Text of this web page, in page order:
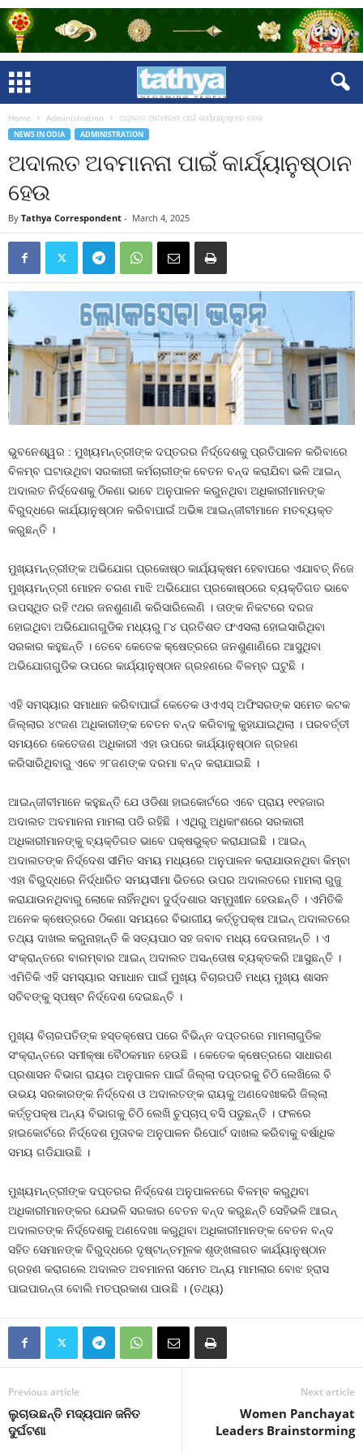
Home Administration ଅଦାଲତ ଅବମାନନା ପାଇଁ କାର୍ଯ୍ୟାନୁଷ୍ଠାନ ହେଉ
NEWS IN ODIA ADMINISTRATION
ଅଦାଲତ ଅବମାନନା ପାଇଁ କାର୍ଯ୍ୟାନୁଷ୍ଠାନ
ହେଉ
By Tathya Correspondent - March 4, 2025
ଭୁବନେଶ୍ୱର : ମୁଖ୍ୟମନ୍ତ୍ରୀଙ୍କ ଦପ୍ତରର ନିର୍ଦ୍ଦେଶକୁ ପ୍ରତିପାଳନ କରିବାରେ
ବିଳମ୍ବ ଘଟାଉଥିବା ସରକାରୀ କର୍ମଚାରୀଙ୍କ ବେତନ ବନ୍ଦ କରାଯିବା ଭଳି ଆଇନ୍‍
ଅଦାଲତ ନିର୍ଦ୍ଦେଶକୁ ଠିକଣା ଭାବେ ଅନୁପାଳନ କରୁନଥିବା ଅଧିକାରୀମାନଙ୍କ
ବିରୁଦ୍ଧରେ କାର୍ଯ୍ୟାନୁଷ୍ଠାନ କରିବାପାଇଁ ଅଭିଜ୍ଞ ଆଇନ୍‍ଜୀବୀମାନେ ମତବ୍ୟକ୍ତ
କରୁଛନ୍ତି ।
ମୁଖ୍ୟମନ୍ତ୍ରୀଙ୍କ ଅଭିଯୋଗ ପ୍ରକୋଷ୍ଠ କାର୍ଯ୍ୟକ୍ଷମ ହେବାପରେ ଏଯାବତ୍‍ ନିଜେ
ମୁଖ୍ୟମନ୍ତ୍ରୀ ମୋହନ ଚରଣ ମାଝି ଅଭିଯୋଗ ପ୍ରକୋଷ୍ଠରେ ବ୍ୟକ୍ତିଗତ ଭାବେ
ଉପସ୍ଥିତ ରହି ୯ଥର ଜନଶୁଣାଣି କରିସାରିଲେଣି । ତାଙ୍କ ନିକଟରେ ଦରଜ
ହୋଇଥିବା ଅଭିଯୋଗଗୁଡିକ ମଧ୍ୟରୁ ୮୪ ପ୍ରତିଶତ ଫଏସଲା ହୋଇସାରିଥିବା
ସରକାର କହୁଛନ୍ତି । ତେବେ କେତେକ କ୍ଷେତ୍ରରେ ଜନଶୁଣାଣିରେ ଆସୁଥିବା
ଅଭିଯୋଗଗୁଡିକ ଉପରେ କାର୍ଯ୍ୟାନୁଷ୍ଠାନ ଗ୍ରହଣରେ ବିଳମ୍ବ ଘଟୁଛି ।
ଏହି ସମସ୍ୟାର ସମାଧାନ କରିବାପାଇଁ କେତେକ ଓଏଏସ୍‍ ଅଫିସରଙ୍କ ସମେତ କଟକ
ଜିଲ୍ଲାର ୪୯ଜଣ ଅଧିକାରୀଙ୍କ ବେତନ ବନ୍ଦ କରିବାକୁ କୁହାଯାଇଥିଲା । ପରବର୍ତ୍ତୀ
ସମୟରେ କେତେଜଣ ଅଧିକାରୀ ଏହା ଉପରେ କାର୍ଯ୍ୟାନୁଷ୍ଠାନ ଗ୍ରହଣ
କରିସାରିଥିବାରୁ ଏବେ ୨୮ଜଣଙ୍କ ଦରମା ବନ୍ଦ କରାଯାଇଛି ।
ଆଇନ୍‍ଜୀବୀମାନେ କହୁଛନ୍ତି ଯେ ଓଡିଶା ହାଇକୋର୍ଟରେ ଏବେ ପ୍ରାୟ ୧୧ହଜାର
ଅଦାଲତ ଅବମାନନା ମାମଲା ପଡି ରହିଛି । ଏଥିରୁ ଅଧିକାଂଶରେ ସରକାରୀ
ଅଧିକାରୀମାନଙ୍କୁ ବ୍ୟକ୍ତିଗତ ଭାବେ ପକ୍ଷଭୁକ୍ତ କରାଯାଇଛି । ଆଇନ୍‍
ଅଦାଲତଙ୍କ ନିର୍ଦ୍ଦେଶ ସୀମିତ ସମୟ ମଧ୍ୟରେ ଅନୁପାଳନ କରାଯାଉନଥିବା କିମ୍ବା
ଏହା ବିରୁଦ୍ଧରେ ନିର୍ଦ୍ଧାରିତ ସମୟସୀମା ଭିତରେ ଉପର ଅଦାଲତରେ ମାମଲା ରୁଜୁ
କରାଯାଉନଥିବାରୁ ଲୋକେ ନାହିଁନଥିବା ଦୁର୍ଦ୍ଦଶାର ସମ୍ମୁଖୀନ ହେଉଛନ୍ତି । ଏମିତିକି
ଅନେକ କ୍ଷେତ୍ରରେ ଠିକଣା ସମୟରେ ବିଭାଗୀୟ କର୍ତ୍ତୃପକ୍ଷ ଆଇନ୍‍ ଅଦାଲତରେ
ତଥ୍ୟ ଦାଖଲ କରୁନାହାନ୍ତି କି ସତ୍ୟପାଠ ସହ ଜବାବ ମଧ୍ୟ ଦେଉନାହାନ୍ତି । ଏ
ସଂକ୍ରାନ୍ତରେ ବାରମ୍ବାର ଆଇନ୍‍ ଅଦାଲତ ଅସନ୍ତୋଷ ବ୍ୟକ୍ତକରି ଆସୁଛନ୍ତି ।
ଏମିତିକି ଏହି ସମସ୍ୟାର ସମାଧାନ ପାଇଁ ମୁଖ୍ୟ ବିଚାରପତି ମଧ୍ୟ ମୁଖ୍ୟ ଶାସନ
ସଚିବଙ୍କୁ ସ୍ପଷ୍ଟ ନିର୍ଦ୍ଦେଶ ଦେଇଛନ୍ତି ।
ମୁଖ୍ୟ ବିଚାରପତିଙ୍କ ହସ୍ତକ୍ଷେପ ପରେ ବିଭିନ୍ନ ଦପ୍ତରରେ ମାମଲାଗୁଡିକ
ସଂକ୍ରାନ୍ତରେ ସମୀକ୍ଷା ବୈଠକମାନ ହେଉଛି । କେତେକ କ୍ଷେତ୍ରରେ ସାଧାରଣ
ପ୍ରଶାସନ ବିଭାଗ ରାୟର ଅନୁପାଳନ ପାଇଁ ଜିଲ୍ଲା ଦପ୍ତରକୁ ଚିଠି ଲେଖିଲେ ବି
ଉଭୟ ସରକାରଙ୍କ ନିର୍ଦ୍ଦେଶ ଓ ଅଦାଲତଙ୍କ ରାୟକୁ ଅଣଦେଖାକରି ଜିଲ୍ଲା
କର୍ତ୍ତୃପକ୍ଷ ଅନ୍ୟ ବିଭାଗକୁ ଚିଠି ଲେଖି ଚୁପ୍‍ଚାପ୍‍ ବସି ପଡୁଛନ୍ତି । ଫଳରେ
ହାଇକୋର୍ଟରେ ନିର୍ଦ୍ଦେଶ ମୁତାବକ ଅନୁପାଳନ ରିପୋର୍ଟ ଦାଖଲ କରିବାକୁ ବର୍ଷାଧିକ
ସମୟ ଗଡିଯାଉଛି ।
ମୁଖ୍ୟମନ୍ତ୍ରୀଙ୍କ ଦପ୍ତରର ନିର୍ଦ୍ଦେଶ ଅନୁପାଳନରେ ବିଳମ୍ବ କରୁଥିବା
ଅଧିକାରୀମାନଙ୍କର ଯେଭଳି ସରକାର ବେତନ ବନ୍ଦ କରୁଛନ୍ତି ସେହିଭଳି ଆଇନ୍‍
ଅଦାଲତଙ୍କ ନିର୍ଦ୍ଦେଶକୁ ଅଣଦେଖା କରୁଥିବା ଅଧିକାରୀମାନଙ୍କ ବେତନ ବନ୍ଦ
ସହିତ ସେମାନଙ୍କ ବିରୁଦ୍ଧରେ ଦୃଷ୍ଟାନ୍ତମୂଳକ ଶୃଙ୍ଖଳାଗତ କାର୍ଯ୍ୟାନୁଷ୍ଠାନ
ଗ୍ରହଣ କରାଗଲେ ଅଦାଲତ ଅବମାନନା ସମେତ ଅନ୍ୟ ମାମଲାର ବୋଝ ହ୍ରାସ
ପାଇପାରନ୍ତା ବୋଲି ମତପ୍ରକାଶ ପାଉଛି । (ତଥ୍ୟ)
Previous article
ଲୁଚାଉଛନ୍ତି ମଦ୍ୟପାନ ଜନିତ
ଦୁର୍ଘଟଣା
Next article
Women Panchayat
Leaders Brainstorming